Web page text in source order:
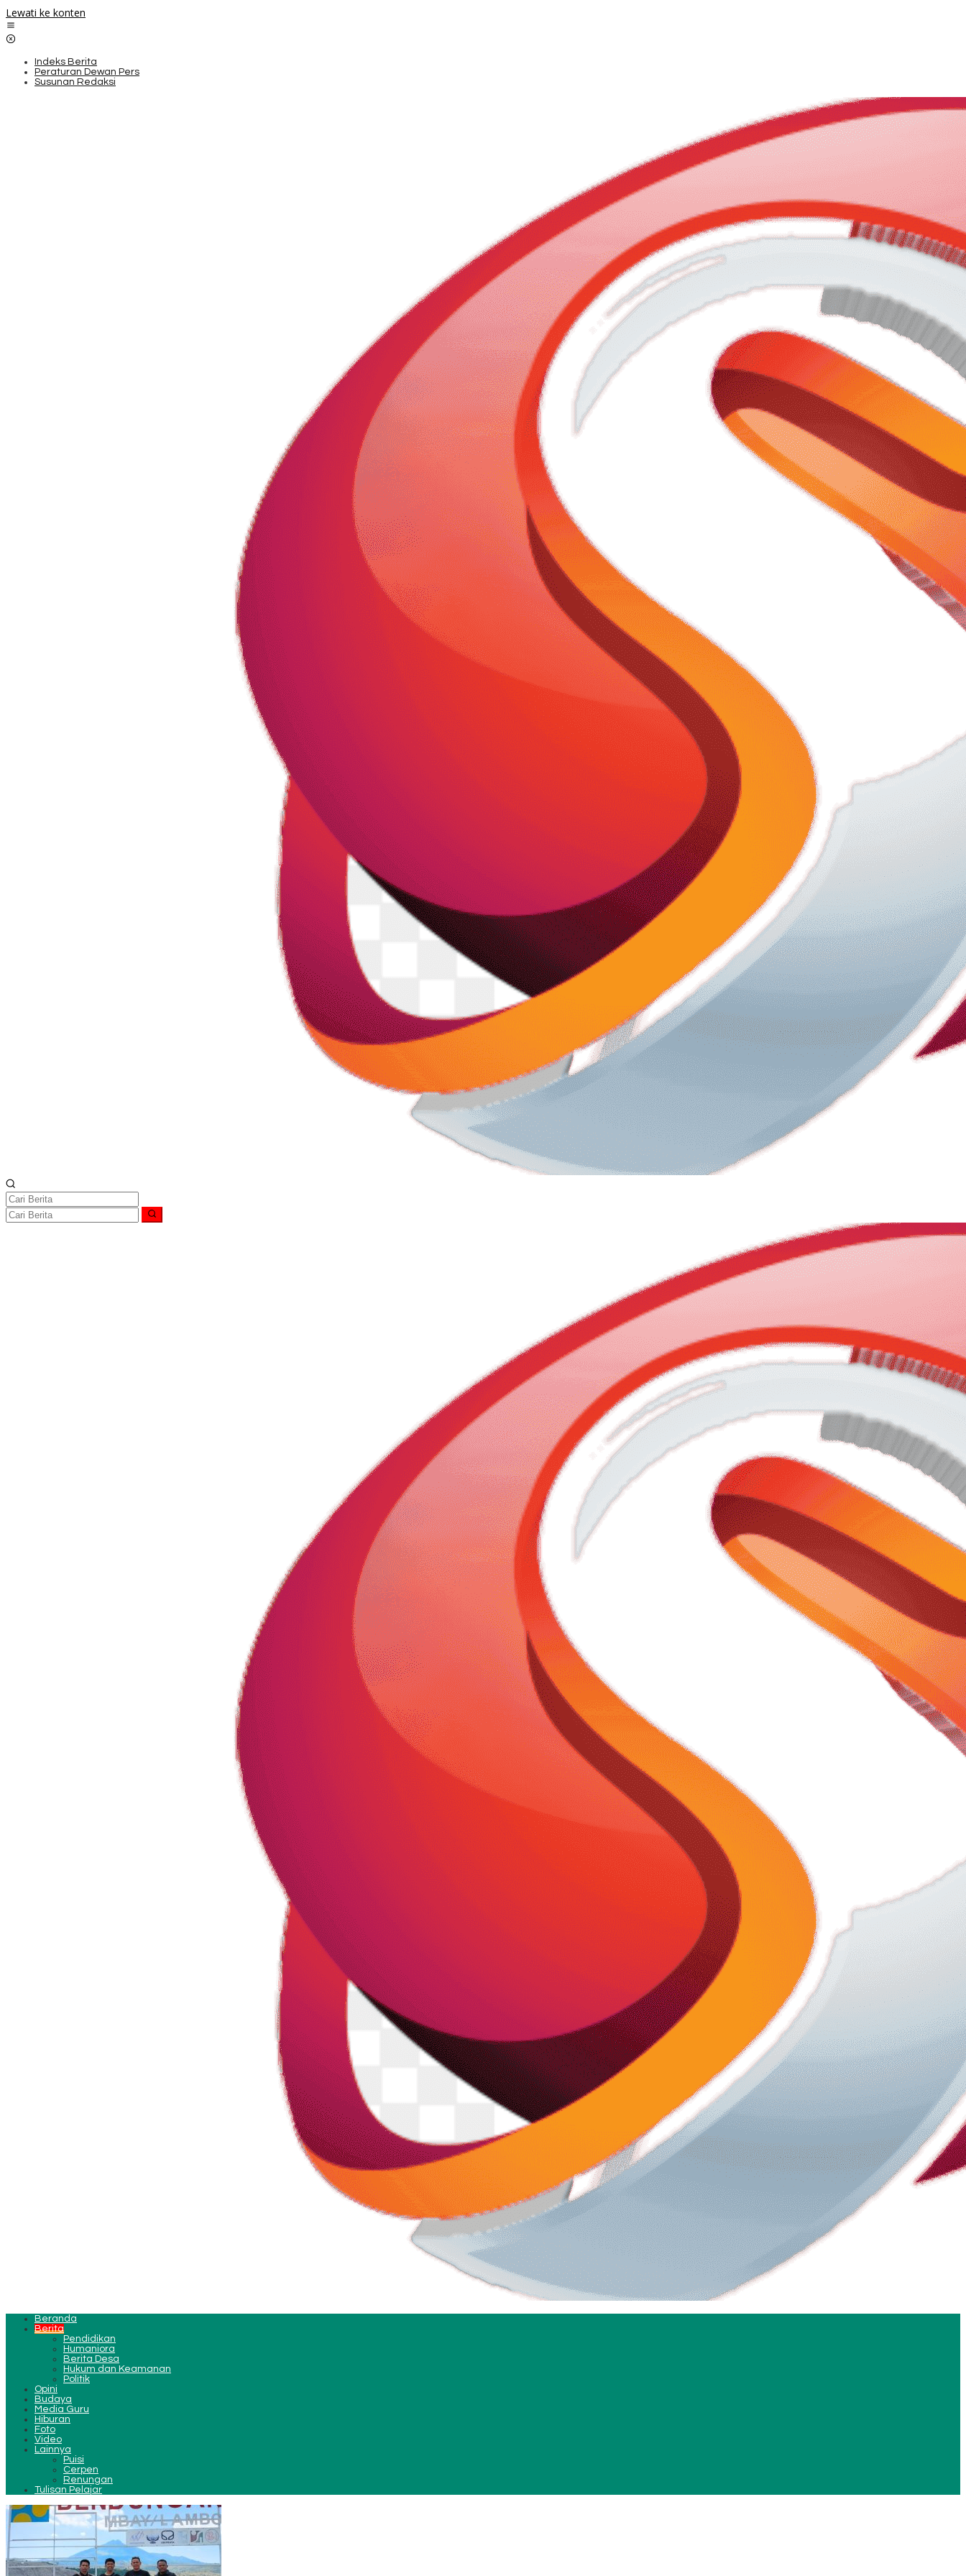
Lewati ke konten
Indeks Berita
Peraturan Dewan Pers
Susunan Redaksi
Beranda
Berita
Pendidikan
Humaniora
Berita Desa
Hukum dan Keamanan
Politik
Opini
Budaya
Media Guru
Hiburan
Foto
Video
Lainnya
Puisi
Cerpen
Renungan
Tulisan Pelajar